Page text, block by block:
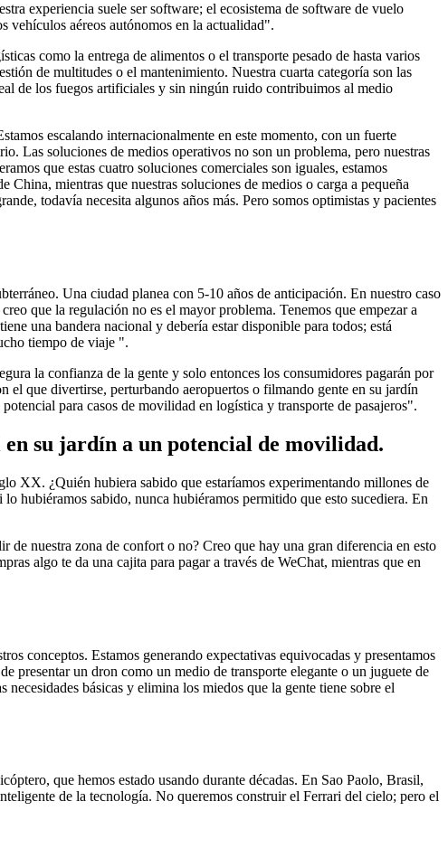
experiencia suele ser software; el ecosistema de software de vuelo
vehículos aéreos autónomos en la actualidad".
como la entrega de alimentos o el transporte pesado de hasta varios
de multitudes o el mantenimiento. Nuestra cuarta categoría son las
de los fuegos artificiales y sin ningún ruido contribuimos al medio
escalando internacionalmente en este momento, con un fuerte
Las soluciones de medios operativos no son un problema, pero nuestras
que estas cuatro soluciones comerciales son iguales, estamos
mientras que nuestras soluciones de medios o carga a pequeña
todavía necesita algunos años más. Pero somos optimistas y pacientes
Una ciudad planea con 5-10 años de anticipación. En nuestro caso
que la regulación no es el mayor problema. Tenemos que empezar a
una bandera nacional y debería estar disponible para todos; está
tiempo de viaje ".
la confianza de la gente y solo entonces los consumidores pagarán por
el que divertirse, perturbando aeropuertos o filmando gente en su jardín
para casos de movilidad en logística y transporte de pasajeros".
en su jardín a un potencial de movilidad.
XX. ¿Quién hubiera sabido que estaríamos experimentando millones de
hubiéramos sabido, nunca hubiéramos permitido que esto sucediera. En
de nuestra zona de confort o no? Creo que hay una gran diferencia en esto
algo te da una cajita para pagar a través de WeChat, mientras que en
conceptos. Estamos generando expectativas equivocadas y presentamos
presentar un dron como un medio de transporte elegante o un juguete de
básicas y elimina los miedos que la gente tiene sobre el
que hemos estado usando durante décadas. En Sao Paolo, Brasil,
de la tecnología. No queremos construir el Ferrari del cielo; pero el